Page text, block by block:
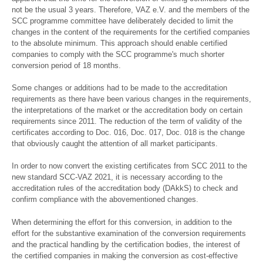
not be the usual 3 years. Therefore, VAZ e.V. and the members of the
SCC programme committee have deliberately decided to limit the
changes in the content of the requirements for the certified companies
to the absolute minimum. This approach should enable certified
companies to comply with the SCC programme's much shorter
conversion period of 18 months.
Some changes or additions had to be made to the accreditation
requirements as there have been various changes in the requirements,
the interpretations of the market or the accreditation body on certain
requirements since 2011. The reduction of the term of validity of the
certificates according to Doc. 016, Doc. 017, Doc. 018 is the change
that obviously caught the attention of all market participants.
In order to now convert the existing certificates from SCC 2011 to the
new standard SCC-VAZ 2021, it is necessary according to the
accreditation rules of the accreditation body (DAkkS) to check and
confirm compliance with the abovementioned changes.
When determining the effort for this conversion, in addition to the
effort for the substantive examination of the conversion requirements
and the practical handling by the certification bodies, the interest of
the certified companies in making the conversion as cost-effective